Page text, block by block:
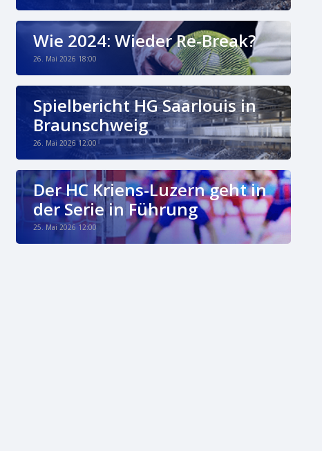
Wie 2024: Wieder Re-Break?
26. Mai 2026 18:00
Spielbericht HG Saarlouis in
Braunschweig
26. Mai 2026 12:00
Der HC Kriens-Luzern geht in
der Serie in Führung
25. Mai 2026 12:00